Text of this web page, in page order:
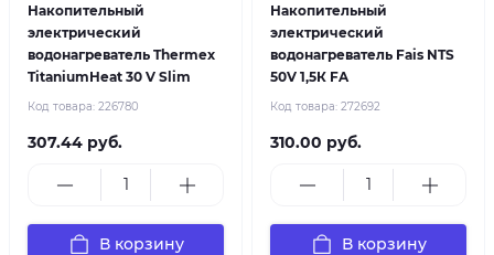
Накопительный
электрический
водонагреватель Thermex
TitaniumHeat 30 V Slim
Код товара: 226780
307.44 руб.
В корзину
Накопительный
электрический
водонагреватель Fais NTS
50V 1,5К FA
Код товара: 272692
310.00 руб.
В корзину